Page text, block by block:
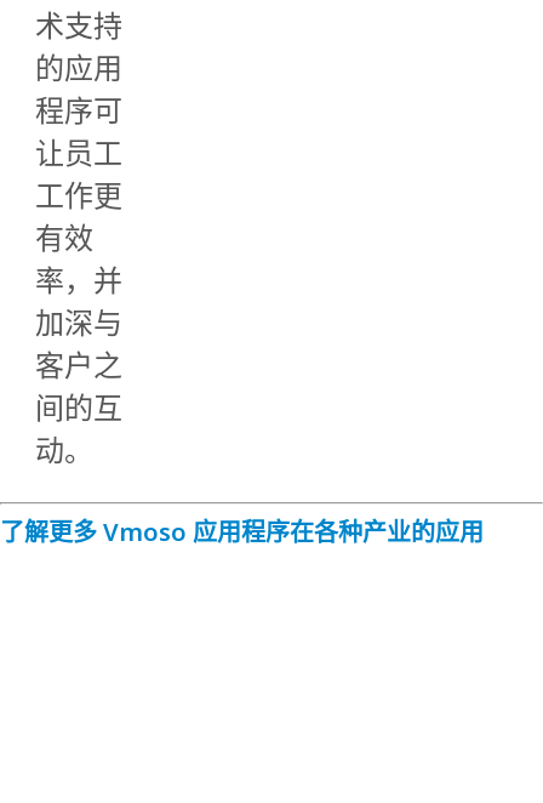
术支持
的应用
程序可
让员工
工作更
有效
率，并
加深与
客户之
间的互
动。
了解更多 Vmoso 应用程序在各种产业的应用